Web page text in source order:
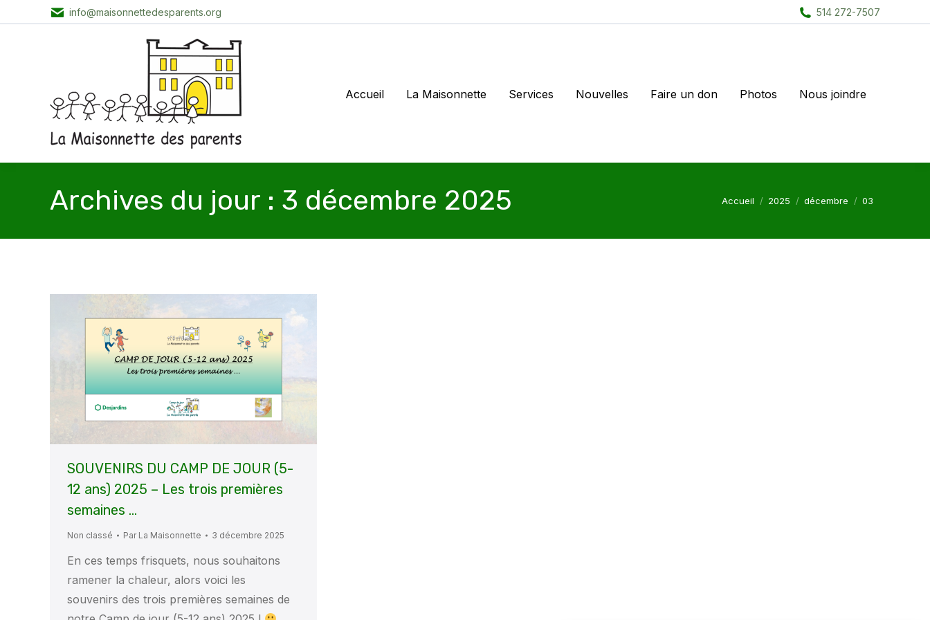
info@maisonnettedesparents.org 514 272-7507
Accueil La Maisonnette Services Nouvelles Faire un don Photos Nous joindre
Archives du jour : 3 décembre 2025 Vous êtes ici :
Accueil 2025 décembre 03
SOUVENIRS DU CAMP DE JOUR (5-
12 ans) 2025 – Les trois premières
semaines …
Non classé Par La Maisonnette 3 décembre 2025
En ces temps frisquets, nous souhaitons
ramener la chaleur, alors voici les
souvenirs des trois premières semaines de